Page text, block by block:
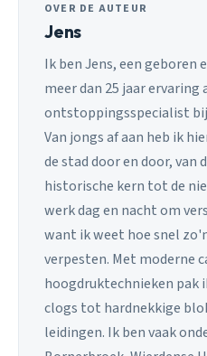
OVER DE AUTEUR
Jens
Ik ben Jens, een
meer dan 25 jaar ervaring
ontstoppingsspecialist
Van jongs af aan heb ik
de stad door en door, van
historische kern tot de
werk dag en nacht om
want ik weet hoe snel
verpesten. Met moderne
hoogdruktechnieken pak
clogs tot hardnekkige
leidingen. Ik ben vaak